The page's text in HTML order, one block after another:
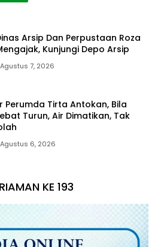
Arsip Dan Perpustaan Roza
Kunjungi Depo Arsip
Agustus 7, 2026
Perumda Tirta Antokan, Bila
Turun, Air Dimatikan, Tak
Agustus 6, 2026
KE 193